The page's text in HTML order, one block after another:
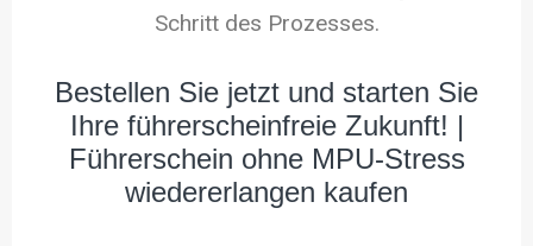
Schritt des Prozesses.
Bestellen Sie jetzt und starten Sie
Ihre führerscheinfreie Zukunft! |
Führerschein ohne MPU-Stress
wiedererlangen kaufen